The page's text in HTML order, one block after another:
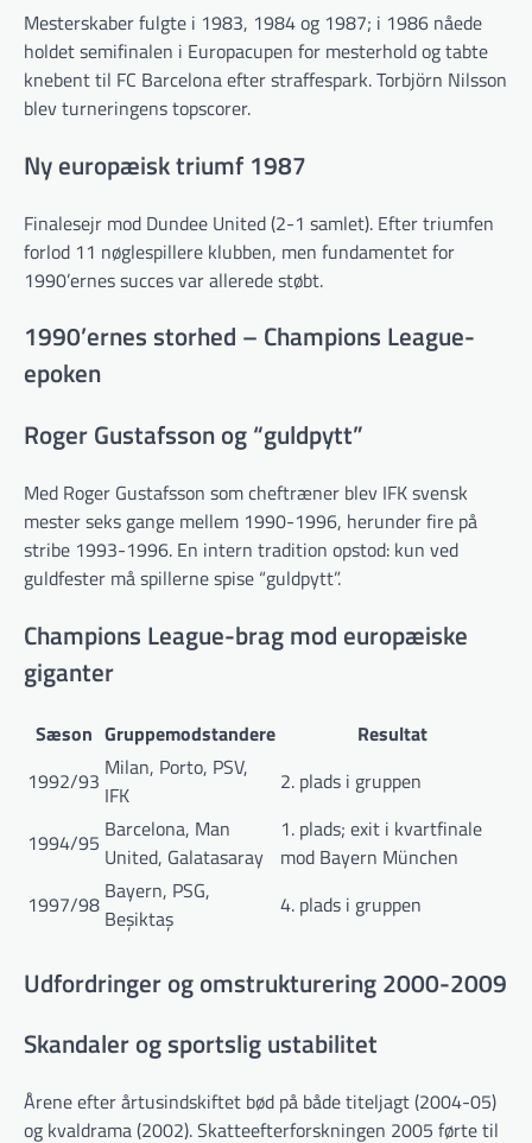
Mesterskaber fulgte i 1983, 1984 og 1987; i 1986 nåede
holdet semifinalen i Europacupen for mesterhold og tabte
knebent til FC Barcelona efter straffespark. Torbjörn Nilsson
blev turneringens topscorer.
Ny europæisk triumf 1987
Finalesejr mod Dundee United (2-1 samlet). Efter triumfen
forlod 11 nøglespillere klubben, men fundamentet for
1990’ernes succes var allerede støbt.
1990’ernes storhed – Champions League-
epoken
Roger Gustafsson og “guldpytt”
Med Roger Gustafsson som cheftræner blev IFK svensk
mester seks gange mellem 1990-1996, herunder fire på
stribe 1993-1996. En intern tradition opstod: kun ved
guldfester må spillerne spise “guldpytt”.
Champions League-brag mod europæiske
giganter
Sæson Gruppemodstandere
Resultat
1992/93 Milan, Porto, PSV,
IFK
2. plads i gruppen
1994/95 Barcelona, Man
United, Galatasaray
1. plads; exit i kvartfinale
mod Bayern München
1997/98 Bayern, PSG,
Beşiktaş
4. plads i gruppen
Udfordringer og omstrukturering 2000-2009
Skandaler og sportslig ustabilitet
Årene efter årtusindskiftet bød på både titeljagt (2004-05)
og kvaldrama (2002). Skatteefterforskningen 2005 førte til